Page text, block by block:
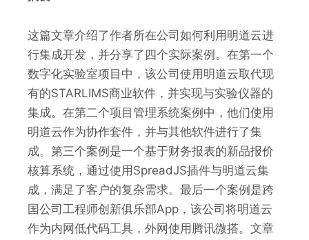
这篇文章介绍了作者所在公司如何利用明道云进
行集成开发，并分享了四个实际案例。在第一个
数字化实验室项目中，该公司使用明道云取代现
有的STARLIMS商业软件，并实现与实验仪器的
集成。在第二个项目管理系统案例中，他们使用
明道云作为协作套件，并与其他软件进行了集
成。第三个案例是一个基于财务报表的新品报价
核算系统，通过使用SpreadJS插件与明道云集
成，满足了客户的复杂需求。最后一个案例是跨
国公司工程师创新俱乐部App，该公司将明道云
作为内网低代码工具，外网使用腾讯微搭。文章